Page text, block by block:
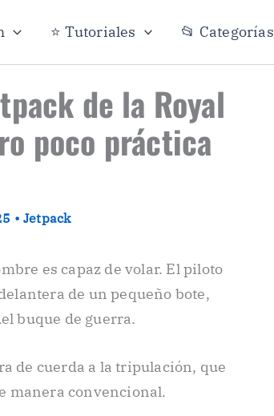
⭐ Tutoriales 📂 Categorías
de la Royal
poco práctica
•Jetpack
es capaz de volar. El piloto
de un pequeño bote,
buque de guerra.
de cuerda a la tripulación, que
manera convencional.